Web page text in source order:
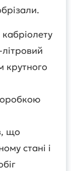
крутного
що
стані і